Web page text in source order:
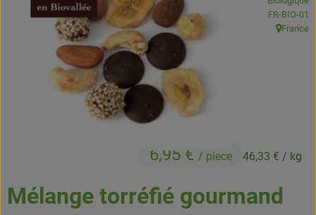
Boissons
Accessoires et divers
Cosmétique et hygiène
Mélange torréfié gourmand
6,95 € / piece 46,33 € / kg
, Autorité
FR-BIO-01
, Origine:
France